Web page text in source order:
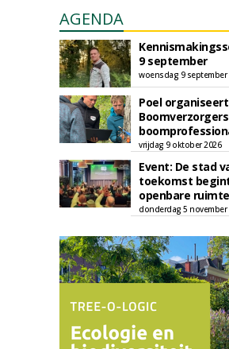
AGENDA
9 september
woensdag 9 september
Poel organiseert
vrijdag 9 oktober 2026
Event: De stad
toekomst
openbare ruimte
donderdag 5 november